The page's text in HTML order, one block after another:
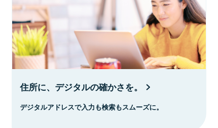
住所に、デジタルの確かさを。
デジタルアドレスで入力も検索もスムーズに。